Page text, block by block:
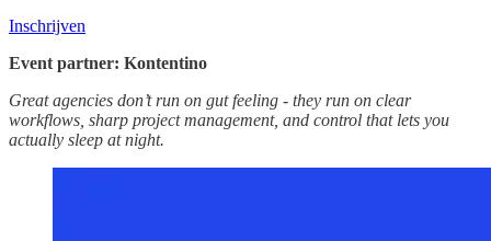
Inschrijven
Event partner: Kontentino
Great agencies don’t run on gut feeling - they run on clear
workflows, sharp project management, and control that lets you
actually sleep at night.